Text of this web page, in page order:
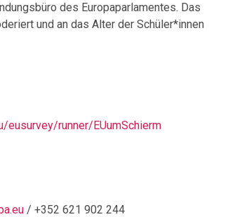
des Europaparlamentes. Das
und an das Alter der Schüler*innen
eusurvey/runner/EUumSchierm
/ +352 621 902 244